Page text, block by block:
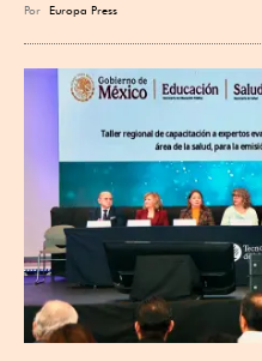
Por Europa Press